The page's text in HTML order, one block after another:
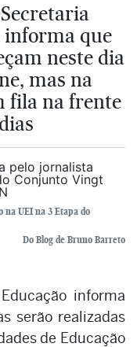
informa que
neste dia
mas na
fila na frente
UEI na 3 Etapa do
Do Blog de Bruno Barreto
informa
serão realizadas
de Educação